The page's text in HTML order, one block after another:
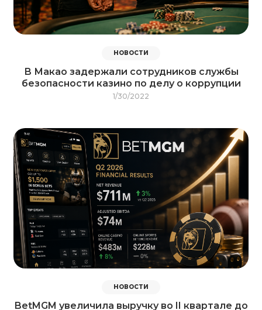
НОВОСТИ
В Макао задержали сотрудников службы
безопасности казино по делу о коррупции
1/30/2022
НОВОСТИ
BetMGM увеличила выручку во II квартале до